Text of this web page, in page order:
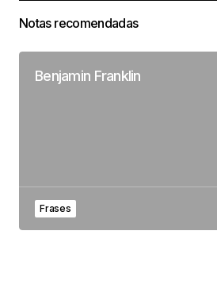
Notas recomendadas
Benjamin Franklin
Frases